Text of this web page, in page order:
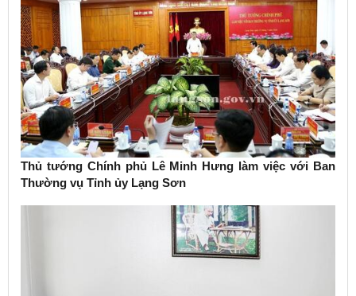
Thủ tướng Chính phủ Lê Minh Hưng làm việc với Ban
Thường vụ Tỉnh ủy Lạng Sơn